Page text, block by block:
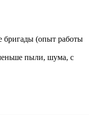
(опыт работы
пыли, шума, с